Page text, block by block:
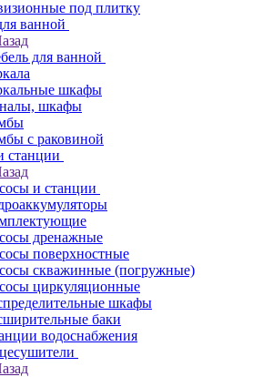
под плитку
ванной
для ванной
шкафы
шкафы
с раковиной
станции
и станции
дренажные
поверхностные
скважинные (погружные)
циркуляционные
шкафы
баки
водоснабжения